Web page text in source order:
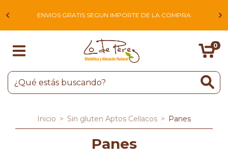
ENVIOS GRATIS SEGUN IMPORTE DE LA COMPRA
0
Inicio > Sin gluten Aptos Celíacos > Panes
Panes